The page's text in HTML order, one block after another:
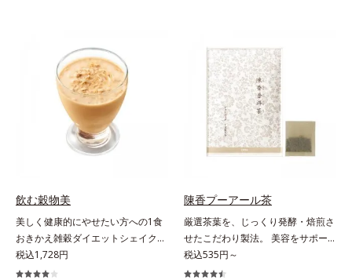
飲む穀物美
美しく健康的にやせたい方への1食
おきかえ雑穀ダイエットシェイク。
豆乳や牛乳などと粉を混ぜるだけで
簡単、1食おきかえ雑穀ダイエット
税込1,728円
陳香プーアール茶
厳選茶葉を、じっくり発酵・焙煎さ
せたこだわり製法。 美容をサポー
トする没食子（ポリフェノール）配
合で、 本格的な味と美容ケアが楽
税込535円～